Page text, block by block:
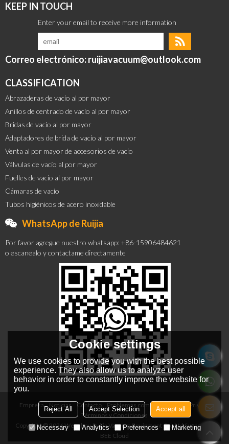
KEEP IN TOUCH
Correo electrónico: ruijiavacuum@outlook.com
CLASSIFICATION
Abrazaderas de vacío al por mayor
Anillos de centrado de vacío al por mayor
Bridas de vacío al por mayor
Adaptadores de brida de vacío al por mayor
Venta al por mayor de accesorios de vacío
Válvulas de vacío al por mayor
Fuelles de vacío al por mayor
Cámaras de vacío
Tubos higiénicos de acero inoxidable
WhatsApp de Ruijia
Por favor agregue nuestro whatsapp: +86-15906484621
o escanealo y contactame directamente
Empresa Noticias Contacto Problemas comunes
Noticia Privada
Términos y Condiciones
Copyright © 2026Wenzhou Ruijia Vacuum Equipment Co., LtdSupport By
BEE Cloud
Cookie settings
We use cookies to provide you with the best possible
experience. They also allow us to analyze user
behavior in order to constantly improve the website for
you.
Reject All Accept Selection Accept all
Necessary Analytics Preferences Marketing